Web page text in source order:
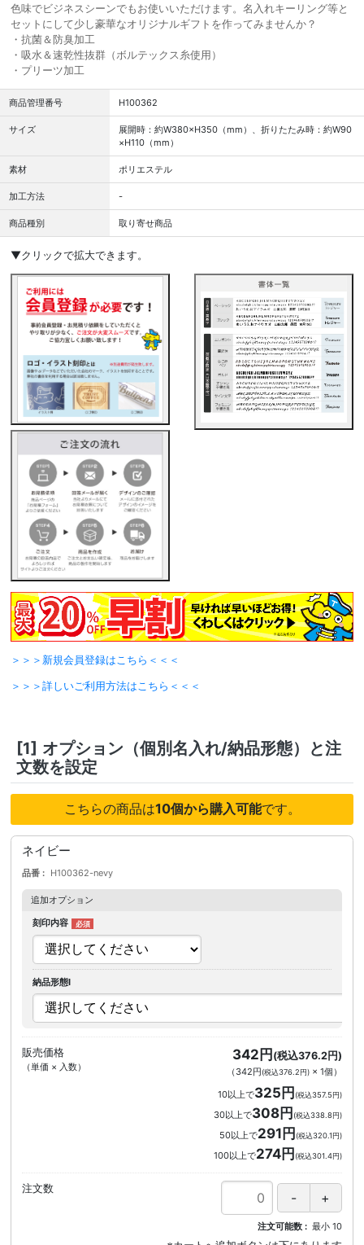
色味でビジネスシーンでもお使いいただけます。名入れキーリング等と
セットにして少し豪華なオリジナルギフトを作ってみませんか？
・抗菌＆防臭加工
・吸水＆速乾性抜群（ボルテックス糸使用）
・プリーツ加工
商品管理番号 H100362
サイズ
展開時：約W380×H350（mm）、折りたたみ時：約W90
×H110（mm）
素材 ポリエステル
加工方法 -
商品種別 取り寄せ商品
▼クリックで拡大できます。
＞＞＞新規会員登録はこちら＜＜＜
＞＞＞詳しいご利用方法はこちら＜＜＜
[1] オプション（個別名入れ/納品形態）と注
文数を設定
こちらの商品は10個から購入可能です。
ネイビー
品番 H100362-nevy
追加オプション
刻印内容
納品形態I
販売価格
（単価 × 入数）
342円 (税込376.2円)
（ 342円(税込376.2円)× 1個 ）
10以上で325円(税込357.5円)
30以上で308円(税込338.8円)
50以上で291円(税込320.1円)
100以上で274円(税込301.4円)
注文数
注文可能数 最小 10